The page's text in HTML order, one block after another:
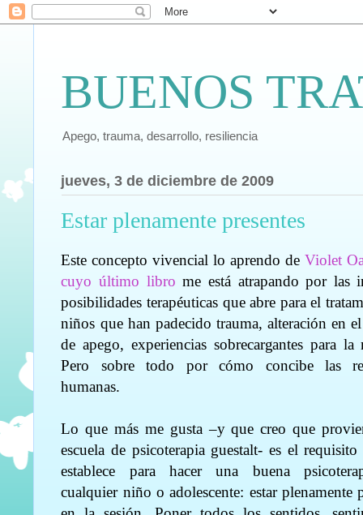
BUENOS
Apego, trauma, desarrollo, resiliencia
jueves, 3 de diciembre de 2009
Estar plenamente presentes
Este concepto vivencial lo aprendo de Violet
cuyo último libro me está atrapando por las
posibilidades terapéuticas que abre para el
niños que han padecido trauma, alteración en
de apego, experiencias sobrecargantes para
Pero sobre todo por cómo concibe las
humanas.
Lo que más me gusta –y que creo que
escuela de psicoterapia guestalt- es el
establece para hacer una buena
cualquier niño o adolescente: estar plenamente